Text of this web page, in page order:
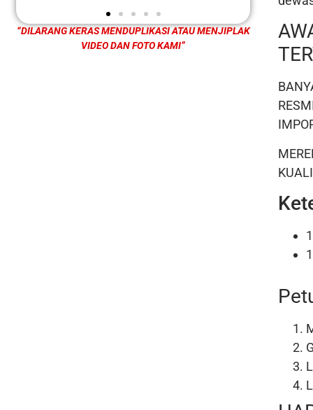
“DILARANG KERAS MENDUPLIKASI ATAU MENJIPLAK
VIDEO DAN FOTO KAMI”